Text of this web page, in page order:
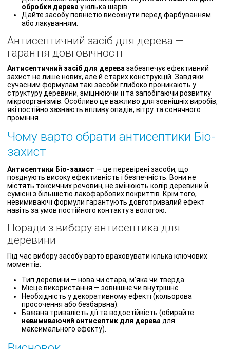
обробки дерева у кілька шарів.
Дайте засобу повністю висохнути перед фарбуванням
або лакуванням.
Антисептичний засіб для дерева —
гарантія довговічності
Антисептичний засіб для дерева забезпечує ефективний
захист не лише нових, але й старих конструкцій. Завдяки
сучасним формулам такі засоби глибоко проникають у
структуру деревини, зміцнюючи її та запобігаючи розвитку
мікроорганізмів. Особливо це важливо для зовнішніх виробів,
які постійно зазнають впливу опадів, вітру та сонячного
проміння.
Чому варто обрати антисептики Біо-
захист
Антисептики Біо-захист — це перевірені засоби, що
поєднують високу ефективність і безпечність. Вони не
містять токсичних речовин, не змінюють колір деревини й
сумісні з більшістю лакофарбових покриттів. Крім того,
невимиваючі формули гарантують довготривалий ефект
навіть за умов постійного контакту з вологою.
Поради з вибору антисептика для
деревини
Під час вибору засобу варто враховувати кілька ключових
моментів:
Тип деревини — нова чи стара, м’яка чи тверда.
Місце використання — зовнішнє чи внутрішнє.
Необхідність у декоративному ефекті (кольорова
просочення або безбарвна).
Бажана тривалість дії та водостійкість (обирайте
невимиваючий антисептик для дерева для
максимального ефекту).